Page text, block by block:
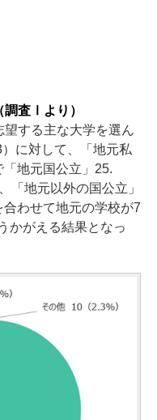
査Ⅰより）
望する主な大学を選ん
に対して、「地元私
地元国公立」25.
「地元以外の国公立」
わせて地元の学校が7
かがえる結果となっ